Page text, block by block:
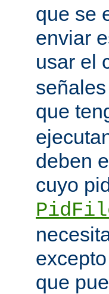
que se
enviar
usar el
que
deben
cuyo
que